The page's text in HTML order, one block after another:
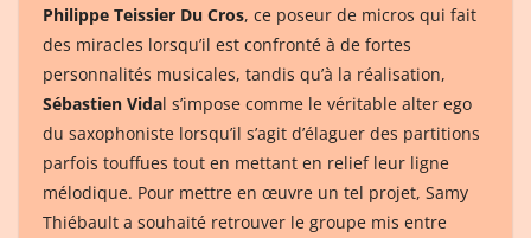
Philippe Teissier Du Cros, ce poseur de micros qui fait
des miracles lorsqu’il est confronté à de fortes
personnalités musicales, tandis qu’à la réalisation,
Sébastien Vidal s’impose comme le véritable alter ego
du saxophoniste lorsqu’il s’agit d’élaguer des partitions
parfois touffues tout en mettant en relief leur ligne
mélodique. Pour mettre en œuvre un tel projet, Samy
Thiébault a souhaité retrouver le groupe mis entre